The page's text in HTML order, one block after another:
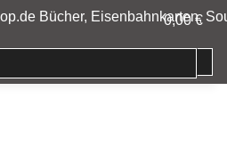
0,00 €